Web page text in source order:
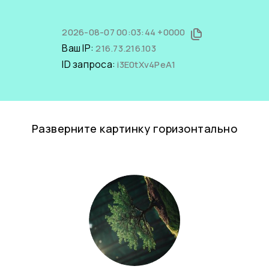
2026-08-07 00:03:44 +0000
Ваш IP:216.73.216.103
ID запроса:i3E0tXv4PeA1
Разверните картинку горизонтально